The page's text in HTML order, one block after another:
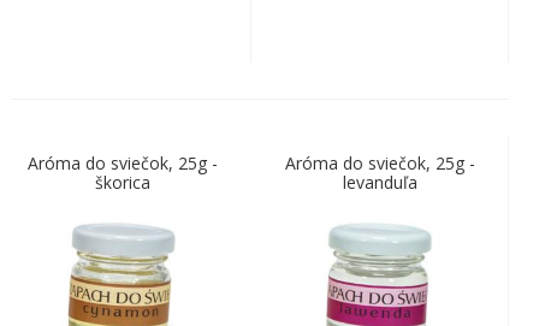
Aróma do sviečok, 25g -
škorica
Aróma do sviečok, 25g -
levanduľa